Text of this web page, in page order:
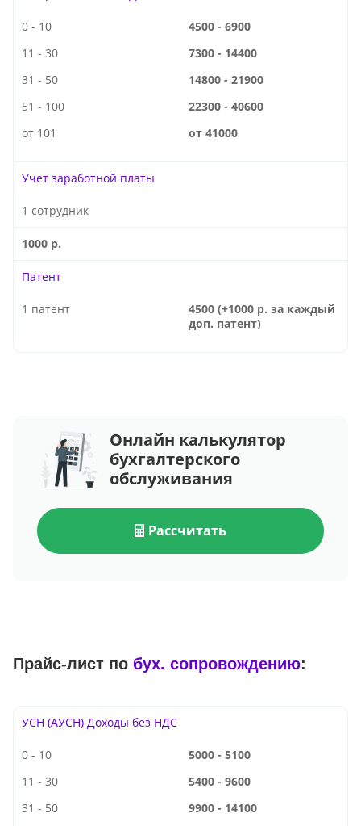
0 - 10
11 - 30
31 - 50
51 - 100
от 101
4500 - 6900
7300 - 14400
14800 - 21900
22300 - 40600
от 41000
Учет заработной платы
1 сотрудник
1000 р.
Патент
1 патент
4500 (+1000 р. за каждый
доп. патент)
Онлайн калькулятор
бухгалтерского
обслуживания
Рассчитать
Прайс-лист по бух. сопровождению:
УСН (АУСН) Доходы без НДС
0 - 10
11 - 30
31 - 50
5000 - 5100
5400 - 9600
9900 - 14100